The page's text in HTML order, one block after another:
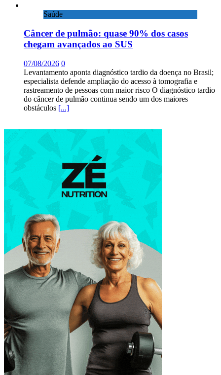
Saúde
Câncer de pulmão: quase 90% dos casos
chegam avançados ao SUS
07/08/2026 0
Levantamento aponta diagnóstico tardio da doença no Brasil;
especialista defende ampliação do acesso à tomografia e
rastreamento de pessoas com maior risco O diagnóstico tardio
do câncer de pulmão continua sendo um dos maiores
obstáculos [...]